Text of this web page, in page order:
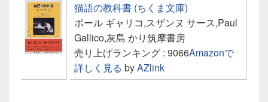
猫語の教科書 (ちくま文庫)
ポール ギャリコ,スザンヌ サース,Paul
Gallico,灰島 かり筑摩書房
売り上げランキング : 9066Amazonで
詳しく見る byAZlink